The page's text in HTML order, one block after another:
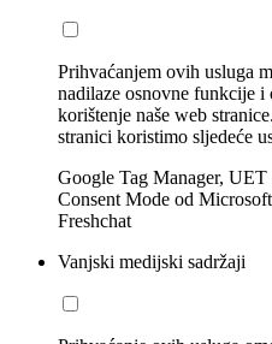
Prihvaćanjem ovih usluga
nadilaze osnovne funkcije
korištenje naše web
stranici koristimo sljedeće
Google Tag Manager,
Consent Mode od
Freshchat
Vanjski medijski sadržaji